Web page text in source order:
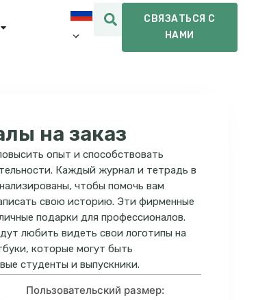
СВЯЗАТЬСЯ С
НАМИ
на заказ
опыт и способствовать
Каждый журнал и тетрадь в
чтобы помочь вам
свою историю. Эти фирменные
подарки для профессионалов.
любить видеть свои логотипы на
которые могут быть
студенты и выпускники.
Пользовательский размер: